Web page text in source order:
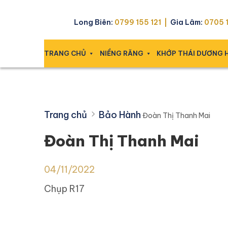
Đoàn Thị Thanh Mai
Long Biên: 0799 155 121 | Gia Lâm: 0705
TRANG CHỦ NIỀNG RĂNG KHỚP THÁI DƯƠNG
Trang chủ Bảo Hành Đoàn Thị Thanh Mai
Đoàn Thị Thanh Mai
04/11/2022
Chụp R17